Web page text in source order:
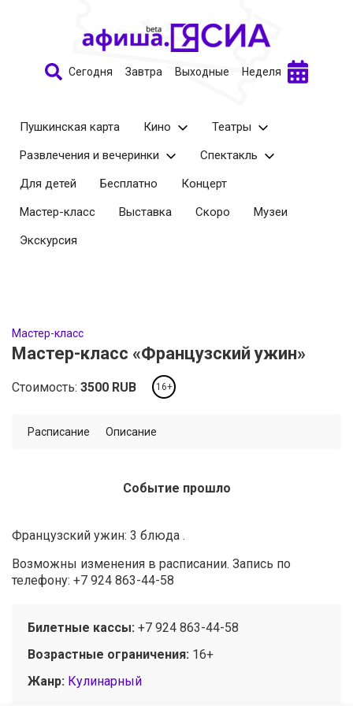
Сегодня Завтра Выходные Неделя
Пушкинская карта Кино
Театры
Развлечения и вечеринки
Спектакль
Для детей
Бесплатно
Концерт
Мастер-класс
Выставка Скоро
Музеи
Экскурсия
Мастер-класс
Мастер-класс «Французский ужин»
Стоимость: 3500 RUB 16+
Расписание Описание
Событие прошло
Французский ужин: 3 блюда .
Возможны изменения в расписании. Запись по
телефону: +7 924 863-44-58
Билетные кассы: +7 924 863-44-58
Возрастные ограничения: 16+
Жанр: Кулинарный